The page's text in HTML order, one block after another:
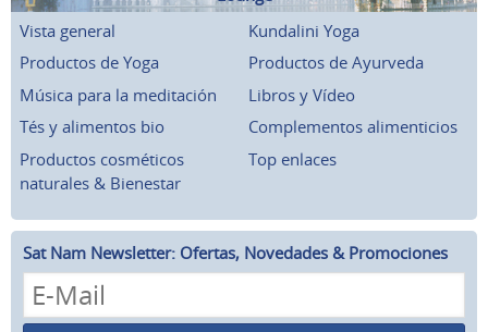
Vista general
Kundalini Yoga
Productos de Yoga
Productos de Ayurveda
Música para la meditación
Libros y Vídeo
Tés y alimentos bio
Complementos alimenticios
Productos cosméticos
naturales & Bienestar
Top enlaces
Sat Nam Newsletter: Ofertas, Novedades & Promociones